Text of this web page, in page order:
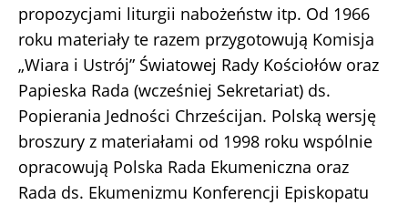
propozycjami liturgii nabożeństw itp. Od 1966
roku materiały te razem przygotowują Komisja
„Wiara i Ustrój” Światowej Rady Kościołów oraz
Papieska Rada (wcześniej Sekretariat) ds.
Popierania Jedności Chrześcijan. Polską wersję
broszury z materiałami od 1998 roku wspólnie
opracowują Polska Rada Ekumeniczna oraz
Rada ds. Ekumenizmu Konferencji Episkopatu